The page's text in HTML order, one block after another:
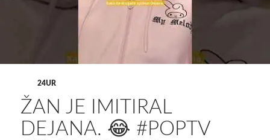
24UR
ŽAN JE IMITIRAL
DEJANA. 😂 #POPTV